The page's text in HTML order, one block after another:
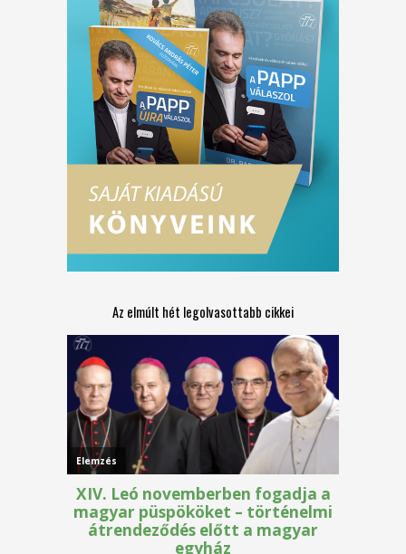
Az elmúlt hét legolvasottabb cikkei